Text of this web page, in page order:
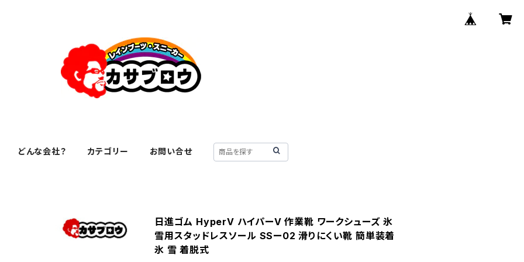
どんな会社？ カテゴリー お問い合せ
日進ゴム HyperV ハイパーV 作業靴 ワークシューズ 氷
雪用スタッドレスソール SSー02 滑りにくい靴 簡単装着
氷 雪 着脱式